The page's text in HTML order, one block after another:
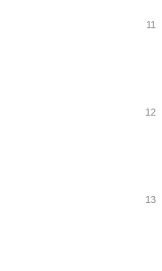
11
12
13